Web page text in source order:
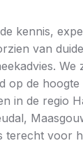
kennis,
van
We
op de hoogte
in de regio
terecht voor